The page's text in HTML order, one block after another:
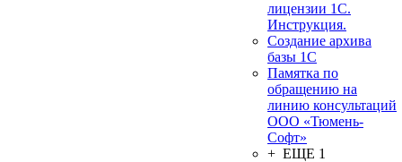
лицензии 1С.
Инструкция.
Создание архива
базы 1С
Памятка по
обращению на
линию консультаций
ООО «Тюмень-
Софт»
+ ЕЩЕ 1